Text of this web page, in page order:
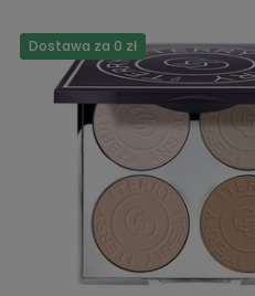
Dostawa za 0 zł